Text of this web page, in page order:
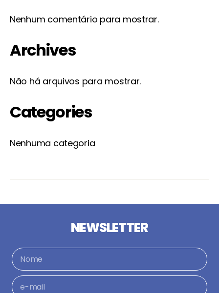
Nenhum comentário para mostrar.
Archives
Não há arquivos para mostrar.
Categories
Nenhuma categoria
NEWSLETTER